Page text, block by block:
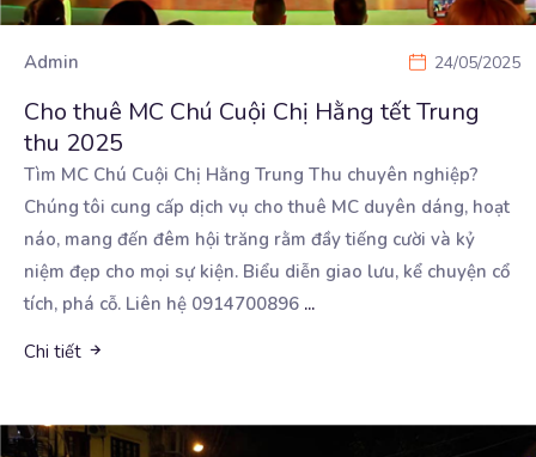
Admin 24/05/2025
Cho thuê MC Chú Cuội Chị Hằng tết Trung
thu 2025
Tìm MC Chú Cuội Chị Hằng Trung Thu chuyên nghiệp?
Chúng tôi cung cấp dịch vụ cho thuê MC duyên dáng, hoạt
náo, mang đến đêm hội trăng rằm đầy tiếng cười và kỷ
niệm đẹp cho mọi sự kiện. Biểu diễn giao lưu, kể chuyện cổ
tích, phá cỗ. Liên hệ 0914700896 ...
Chi tiết